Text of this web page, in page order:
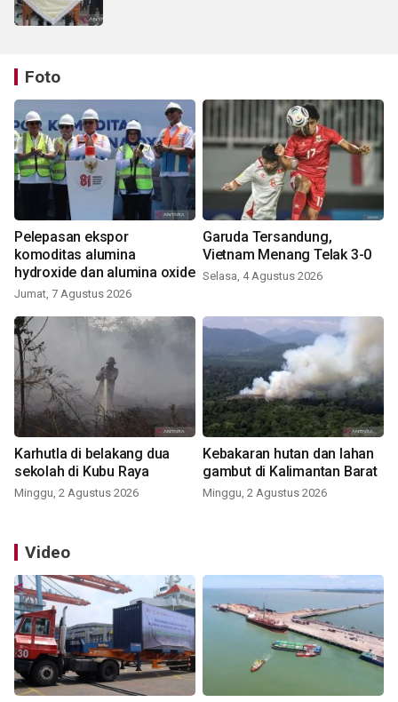
Foto
Pelepasan ekspor
komoditas alumina
hydroxide dan alumina oxide
Jumat, 7 Agustus 2026
Garuda Tersandung,
Vietnam Menang Telak 3-0
Selasa, 4 Agustus 2026
Karhutla di belakang dua
sekolah di Kubu Raya
Minggu, 2 Agustus 2026
Kebakaran hutan dan lahan
gambut di Kalimantan Barat
Minggu, 2 Agustus 2026
Video